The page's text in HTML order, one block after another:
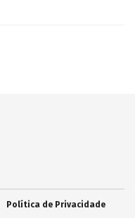
Política de Privacidade